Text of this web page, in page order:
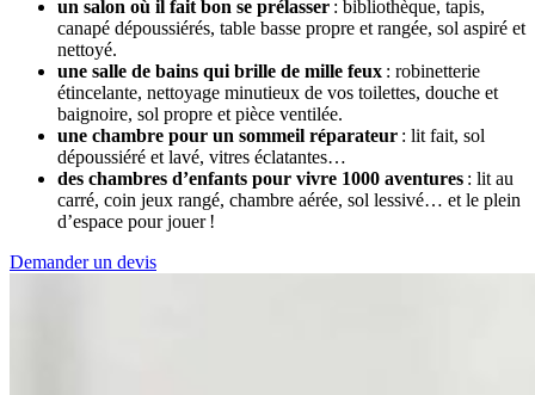
un salon où il fait bon se prélasser : bibliothèque, tapis,
canapé dépoussiérés, table basse propre et rangée, sol aspiré et
nettoyé.
une salle de bains qui brille de mille feux : robinetterie
étincelante, nettoyage minutieux de vos toilettes, douche et
baignoire, sol propre et pièce ventilée.
une chambre pour un sommeil réparateur : lit fait, sol
dépoussiéré et lavé, vitres éclatantes…
des chambres d’enfants pour vivre 1000 aventures : lit au
carré, coin jeux rangé, chambre aérée, sol lessivé… et le plein
d’espace pour jouer !
Demander un devis